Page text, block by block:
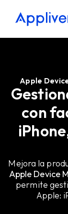
Apple
con
Mejora la
Apple Device
permite
Apple: